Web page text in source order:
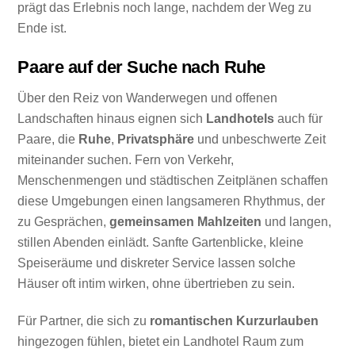
prägt das Erlebnis noch lange, nachdem der Weg zu
Ende ist.
Paare auf der Suche nach Ruhe
Über den Reiz von Wanderwegen und offenen
Landschaften hinaus eignen sich Landhotels auch für
Paare, die Ruhe, Privatsphäre und unbeschwerte Zeit
miteinander suchen. Fern von Verkehr,
Menschenmengen und städtischen Zeitplänen schaffen
diese Umgebungen einen langsameren Rhythmus, der
zu Gesprächen,gemeinsamen Mahlzeiten und langen,
stillen Abenden einlädt. Sanfte Gartenblicke, kleine
Speiseräume und diskreter Service lassen solche
Häuser oft intim wirken, ohne übertrieben zu sein.
Für Partner, die sich zu romantischen Kurzurlauben
hingezogen fühlen, bietet ein Landhotel Raum zum